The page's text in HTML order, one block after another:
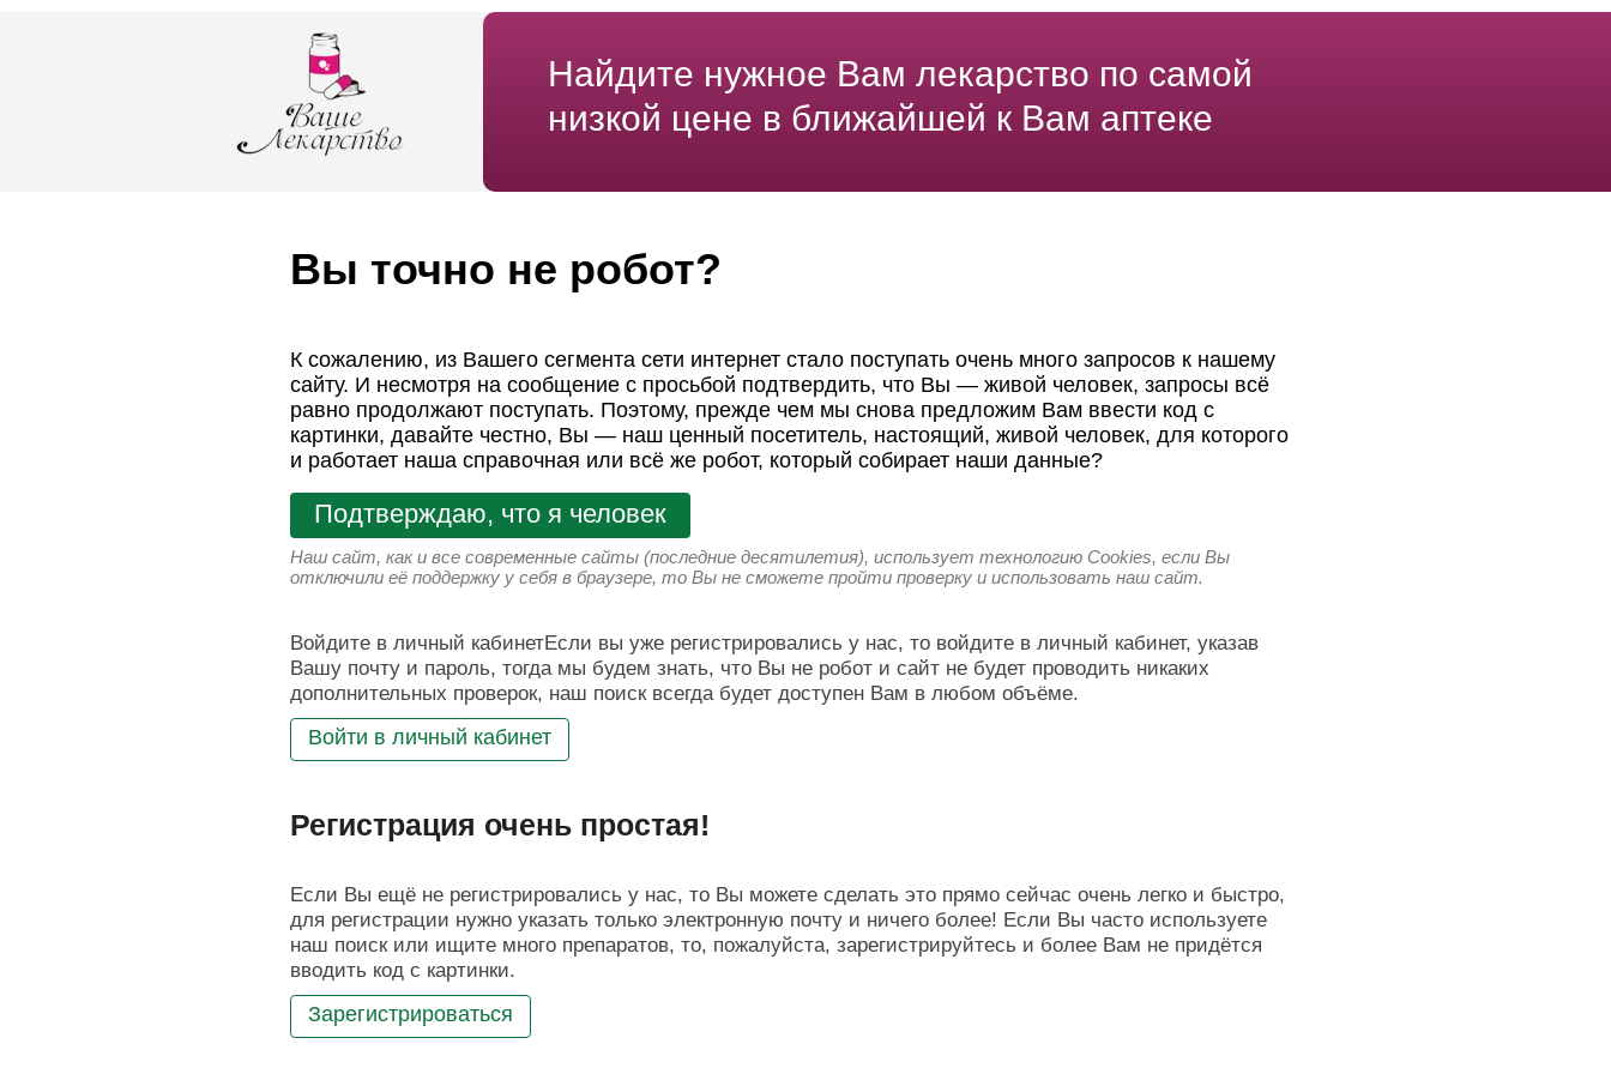
Найдите нужное Вам лекарство по самой
низкой цене в ближайшей к Вам аптеке
Вы точно не робот?
К сожалению, из Вашего сегмента сети интернет стало поступать очень много запросов к нашему
сайту. И несмотря на сообщение с просьбой подтвердить, что Вы — живой человек, запросы всё
равно продолжают поступать. Поэтому, прежде чем мы снова предложим Вам ввести код с
картинки, давайте честно, Вы — наш ценный посетитель, настоящий, живой человек, для которого
и работает наша справочная или всё же робот, который собирает наши данные?
Подтверждаю, что я человек
Наш сайт, как и все современные сайты (последние десятилетия), использует технологию Cookies, если Вы
отключили её поддержку у себя в браузере, то Вы не сможете пройти проверку и использовать наш сайт.
Войдите в личный кабинетЕсли вы уже регистрировались у нас, то войдите в личный кабинет, указав
Вашу почту и пароль, тогда мы будем знать, что Вы не робот и сайт не будет проводить никаких
дополнительных проверок, наш поиск всегда будет доступен Вам в любом объёме.
Войти в личный кабинет
Регистрация очень простая!
Если Вы ещё не регистрировались у нас, то Вы можете сделать это прямо сейчас очень легко и быстро,
для регистрации нужно указать только электронную почту и ничего более! Если Вы часто используете
наш поиск или ищите много препаратов, то, пожалуйста, зарегистрируйтесь и более Вам не придётся
вводить код с картинки.
Зарегистрироваться